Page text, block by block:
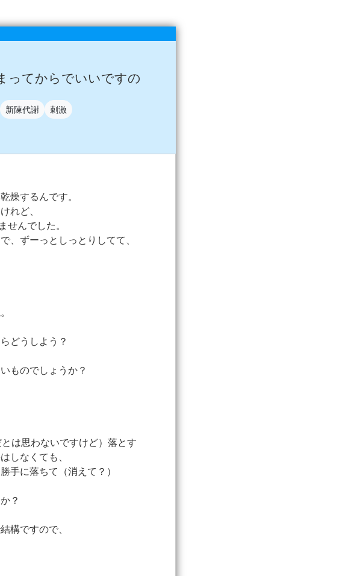
ってからでいいですの
新陳代謝 刺激
燥するんです。
れど、
せんでした。
、ずーっとしっとりしてて、
どうしよう？
ものでしょうか？
は思わないですけど）落とす
しなくても、
手に落ちて（消えて？）
？
構ですので、